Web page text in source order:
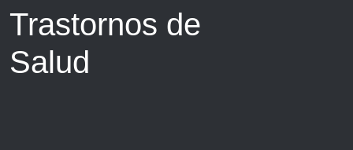
Trastornos de
Salud